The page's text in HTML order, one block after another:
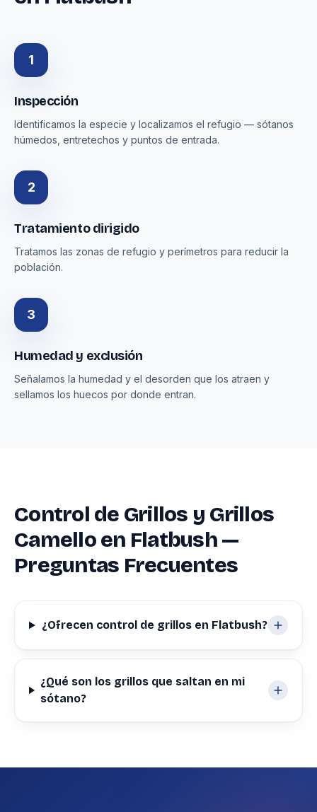
1
Inspección
Identificamos la especie y localizamos el refugio — sótanos
húmedos, entretechos y puntos de entrada.
2
Tratamiento dirigido
Tratamos las zonas de refugio y perímetros para reducir la
población.
3
Humedad y exclusión
Señalamos la humedad y el desorden que los atraen y
sellamos los huecos por donde entran.
Control de Grillos y Grillos
Camello en Flatbush —
Preguntas Frecuentes
¿Ofrecen control de grillos en Flatbush?
¿Qué son los grillos que saltan en mi
sótano?